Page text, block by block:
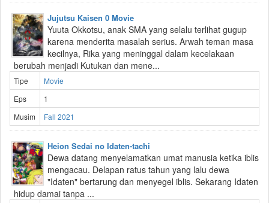
Jujutsu Kaisen 0 Movie
Yuuta Okkotsu, anak SMA yang selalu terlihat gugup
karena menderita masalah serius. Arwah teman masa
kecilnya, Rika yang meninggal dalam kecelakaan
berubah menjadi Kutukan dan mene...
Tipe
Movie
Eps
1
Musim
Fall 2021
Heion Sedai no Idaten-tachi
Dewa datang menyelamatkan umat manusia ketika iblis
mengacau. Delapan ratus tahun yang lalu dewa
"Idaten" bertarung dan menyegel iblis. Sekarang Idaten
hidup damai tanpa ...